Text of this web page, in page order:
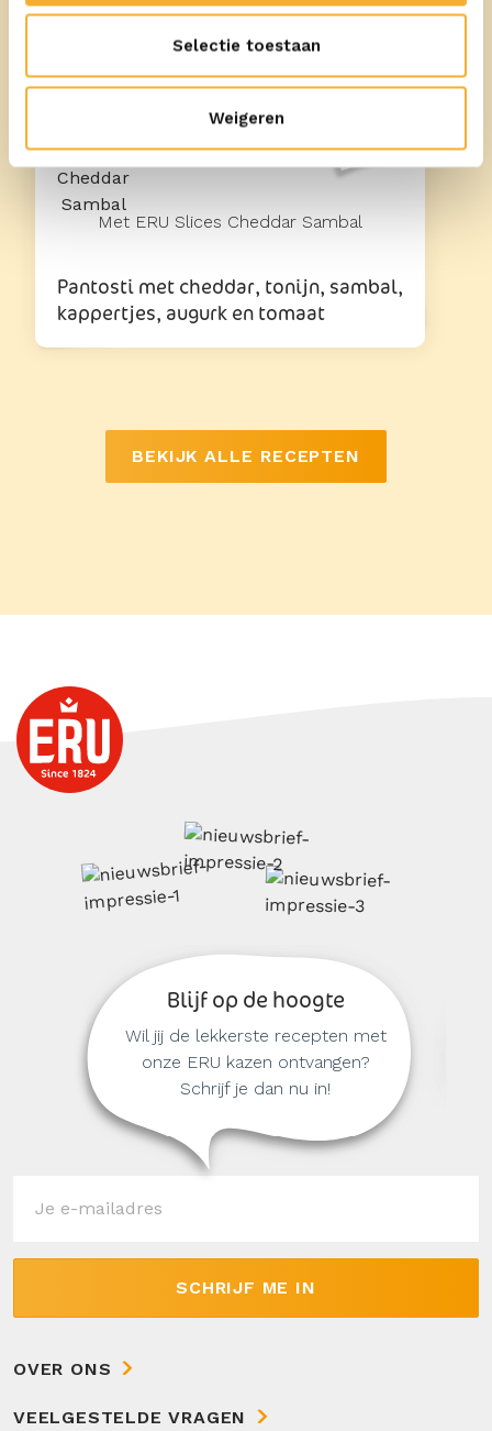
Selectie toestaan
Weigeren
Kindertosti met krentjes
20 min
Met ERU Slices Cheddar Sambal
Pantosti met cheddar, tonijn, sambal,
kappertjes, augurk en tomaat
BEKIJK ALLE RECEPTEN
OVER ONS
VEELGESTELDE VRAGEN
Blijf op de hoogte
Wil jij de lekkerste recepten met
onze ERU kazen ontvangen?
Schrijf je dan nu in!
SCHRIJF ME IN